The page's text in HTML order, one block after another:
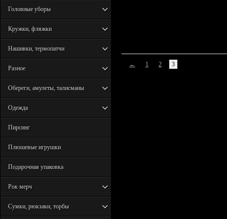
Головные уборы
Кружки, фляжки
Нашивки, термопатчи
Разное
Обереги, амулеты, талисманы
Одежда
Пирсинг
Плюшевые игрушки
Подарочная упаковка
Рок мерч
Сумки, рюкзаки, торбы
← 1 2 3